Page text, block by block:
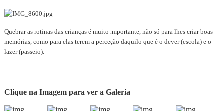
Quebrar as rotinas das crianças é muito importante, não só para lhes criar boas
memórias, como para elas terem a perceção daquilo que é o dever (escola) e o
lazer (passeio).
Clique na Imagem para ver a Galeria